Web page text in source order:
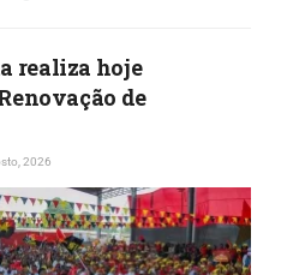
realiza hoje
de
2026